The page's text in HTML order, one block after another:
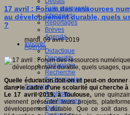
Faits marquants
Interviews
Reportages
Brèves
Agenda
Innover
Didactique
Dispositifs
Pédagogie
Recherche
Technologies
Savoir(s)
Analyses
Conférences
Outils
17 avril : Forum des ressources
au développement durable, quels
?
mardi, 09 avril 2019
Agenda
Quelle éducation doit-on et peut-on
dans le cadre d’une scolarité qui cherche
Le 17 avril 2019, à Toulouse, une
viennent présenter leurs projets,
développement durable. Que ce soit